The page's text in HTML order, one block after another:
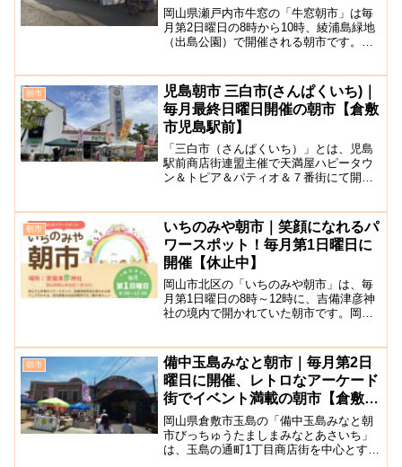
窓】
岡山県瀬戸内市牛窓の「牛窓朝市」は毎
月第2日曜日の8時から10時、綾浦島緑地
（出島公園）で開催される朝市です。地
市ながら県外から訪れる人も多いです。
毎月の出店情報等は牛...
朝市
児島朝市 三白市(さんぱくいち)｜
毎月最終日曜日開催の朝市【倉敷
市児島駅前】
「三白市（さんぱくいち）」とは、児島
駅前商店街連盟主催で天満屋ハピータウ
ン＆トピア＆パティオ＆７番街にて開催
朝市「三白市」は毎月最終日曜日9：00～
15：00開催、岡山...
朝市
いちのみや朝市｜笑顔になれるパ
ワースポット！毎月第1日曜日に
開催【休止中】
岡山市北区の「いちのみや朝市」は、毎
月第1日曜日の8時～12時に、吉備津彦神
社の境内で開かれていた朝市です。岡山
す。2022/9/10（土）9/11(日)に「復活祭
いち...
朝市
備中玉島みなと朝市｜毎月第2日
曜日に開催、レトロなアーケード
街でイベント満載の朝市【倉敷市
玉島】
岡山県倉敷市玉島の「備中玉島みなと朝
市びっちゅうたましまみなとあさいち」
は、玉島の通町1丁目商店街を中心とする